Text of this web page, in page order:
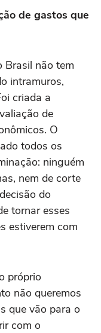
de gastos que
Brasil não tem
intramuros,
criada a
de
O
todos os
ninguém
nem de corte
do
tornar esses
estiverem com
próprio
não queremos
que vão para o
com o